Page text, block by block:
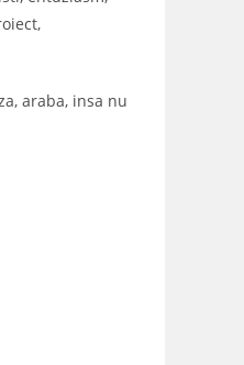
araba, insa nu